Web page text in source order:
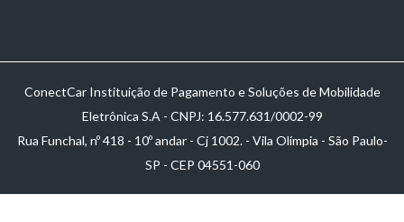
ConectCar Instituição de Pagamento e Soluções de Mobilidade
Eletrônica S.A - CNPJ: 16.577.631/0002-99
Rua Funchal, nº 418 - 10º andar - Cj 1002. - Vila Olímpia - São Paulo-
SP - CEP 04551-060